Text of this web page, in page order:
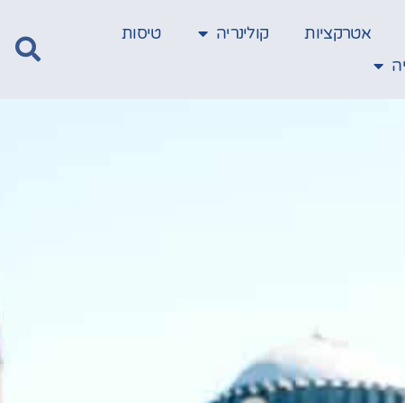
אטרקציות קולינריה
טיסות